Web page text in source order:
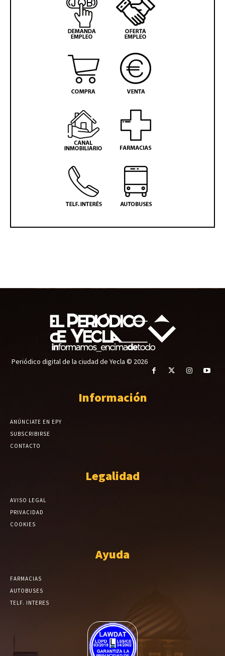
Periódico digital de la ciudad de Yecla © 2026
Información
ANÚNCIATE EN EPY
SUBSCRIBIRSE
CONTACTO
Legalidad
AVISO LEGAL
PRIVACIDAD
COOKIES
Ayuda
FARMACIAS
AUTOBUSES
TELF. INTERES